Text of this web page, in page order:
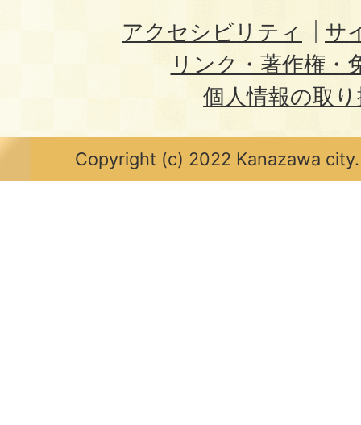
アクセシビリティ
サ
リンク・著作権・
個人情報の取
Copyright (c) 2022 Kanazawa